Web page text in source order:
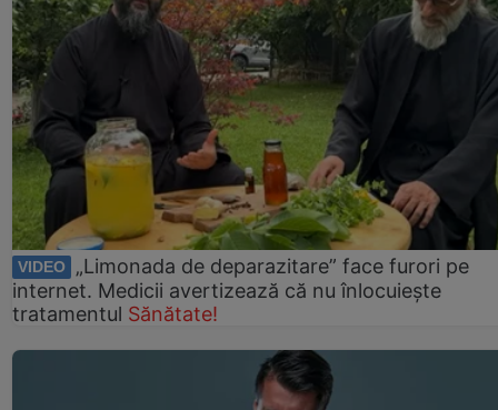
VIDEO
„Limonada de deparazitare” face furori pe
internet. Medicii avertizează că nu înlocuiește
tratamentul Sănătate!